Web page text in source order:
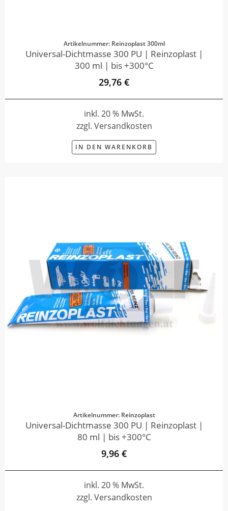
Artikelnummer: Reinzoplast 300ml
Universal-Dichtmasse 300 PU | Reinzoplast |
300 ml | bis +300°C
29,76 €
inkl. 20 % MwSt.
zzgl. Versandkosten
IN DEN WARENKORB
Artikelnummer: Reinzoplast
Universal-Dichtmasse 300 PU | Reinzoplast |
80 ml | bis +300°C
9,96 €
inkl. 20 % MwSt.
zzgl. Versandkosten